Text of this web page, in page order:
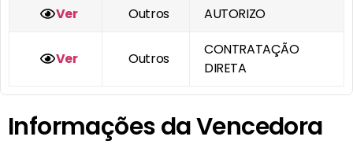
Ver
Outros AUTORIZO
Ver Outros
CONTRATAÇÃO
DIRETA
Informações da Vencedora